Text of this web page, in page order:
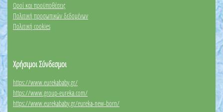
Οροί και προϋποθέσεις
Πολιτική προσωπικών δεδομένων
Πολιτική cookies
Χρήσιμοι Σύνδεσμοι
https://www.eurekababy.gr/
https://www.group-eureka.com/
https://www.eurekababy.gr/eureka-new-born/